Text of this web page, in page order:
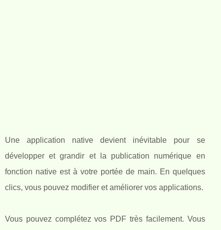
Une application native devient inévitable pour se
développer et grandir et la publication numérique en
fonction native est à votre portée de main. En quelques
clics, vous pouvez modifier et améliorer vos applications.
Vous pouvez complétez vos PDF très facilement. Vous